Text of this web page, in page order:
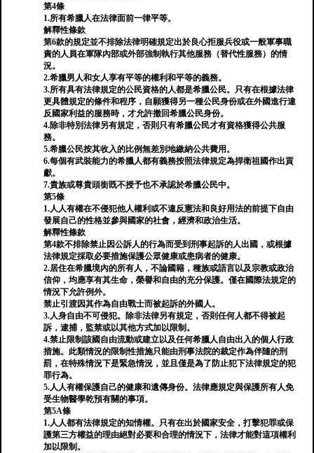
第4條
1.所有希臘人在法律面前一律平等。
解釋性條款
第6款的規定並不排除法律明確規定出於良心拒服兵役或一般軍事職
責的人員在軍隊內部或外部強制執行其他服務（替代性服務）的情
況。
2.希臘男人和女人享有平等的權利和平等的義務。
3.所有具有法律規定的公民資格的人都是希臘公民。只有在根據法律
更具體規定的條件和程序，自願獲得另一種公民身份或在外國進行違
反國家利益的服務時，才允許撤回希臘公民身份。
4.除非特別法律另有規定，否則只有希臘公民才有資格獲得公共服
務。
5.希臘公民按其收入的比例無差別地繳納公共費用。
6.每個有武裝能力的希臘人都有義務按照法律規定為捍衛祖國作出貢
獻。
7.貴族或尊貴頭銜既不授予也不承認於希臘公民中。
第5條
1.人人有權在不侵犯他人權利或不違反憲法和良好用法的前提下自由
發展自己的性格並參與國家的社會，經濟和政治生活。
解釋性條款
第4款不排除禁止因公訴人的行為而受到刑事起訴的人出國，或根據
法律規定採取必要措施保護公眾健康或患病者的健康。
2.居住在希臘境內的所有人，不論國籍，種族或語言以及宗教或政治
信仰，均應享有其生命，榮譽和自由的充分保護。僅在國際法規定的
情況下允許例外。
禁止引渡因其作為自由戰士而被起訴的外國人。
3.人身自由不可侵犯。除非法律另有規定，否則任何人都不得被起
訴，逮捕，監禁或以其他方式加以限制。
4.禁止限制該國自由流動或建立以及任何希臘人自由出入的個人行政
措施。此類情況的限制性措施只能由刑事法院的裁定作為伴隨的刑
罰，在特殊情況下是緊急情況，並且僅是為了防止犯下法律規定的犯
罪行為。
5.人人有權保護自己的健康和遺傳身份。法律應規定與保護所有人免
受生物醫學乾預有關的事項。
第5A條
1.人人都有法律規定的知情權。只有在出於國家安全，打擊犯罪或保
護第三方權益的理由絕對必要和合理的情況下，法律才能對這項權利
加以限制。